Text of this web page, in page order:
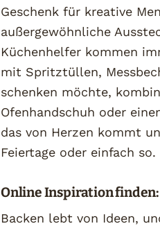
Geschenk für kreative
außergewöhnliche
Küchenhelfer kommen
mit Spritztüllen,
schenken möchte,
Ofenhandschuh oder
das von Herzen kommt
Feiertage oder einfach so.
Online Inspiration
Backen lebt von Ideen,